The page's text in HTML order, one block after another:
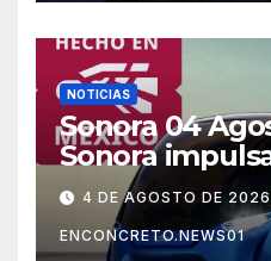
NOTICIAS
Sonora 04
Sonora
«Beyond», un
eléctrico
4 DE AGOSTO DE 2026
ENCONCRETO.NEWS01